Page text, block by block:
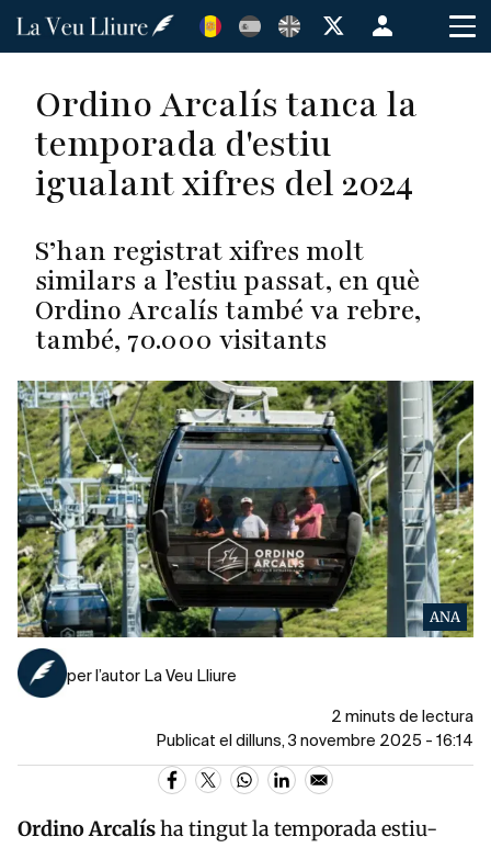
Vés
Menú
de
cuenta
de
Ordino Arcalís tanca la
temporada d'estiu
igualant xifres del 2024
S’han registrat xifres molt
similars a l’estiu passat, en què
Ordino Arcalís també va rebre,
també, 70.000 visitants
ANA
per l’autor La Veu Lliure
2 minuts de lectura
Publicat el dilluns, 3 novembre 2025 - 16:14
Ordino Arcalísha tingut la temporada estiu-